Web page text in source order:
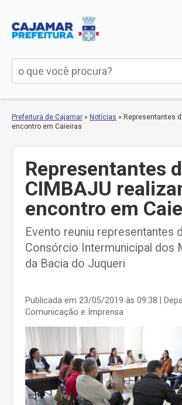
Prefeitura de Cajamar » Notícias » Representantes
encontro em Caieiras
Representantes
CIMBAJU
encontro em
Evento reuniu representantes
Consórcio Intermunicipal dos
da Bacia do Juqueri
Publicada em 23/05/2019 às 09:38
|
Comunicação e Imprensa